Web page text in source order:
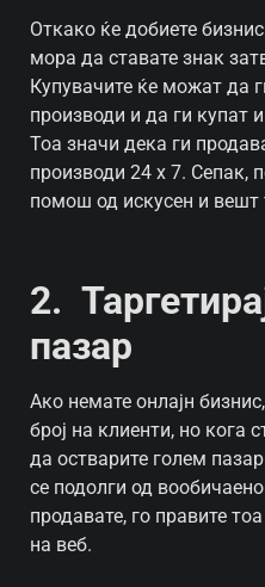
Откако ќе добиете
мора да ставате знак
Купувачите ќе можат да
производи и да ги купат
Тоа значи дека ги
производи 24 x 7. Сепак,
помош од искусен и вешт
2.
пазар
Ако немате онлајн
број на клиенти, но кога
да остварите голем
се подолги од
продавате, го правите
на веб.